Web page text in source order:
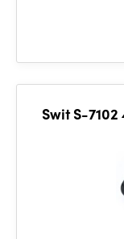
Swit S-